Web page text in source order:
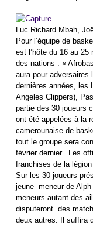
Luc Richard Mbah,
Pour l’équipe de
est l’hôte du 16 au
des nations : «
aura pour
dernières années, les
Angeles Clippers),
partie des 30 joueurs
ont été appelées à la
camerounaise de
tout le groupe sera
février dernier. Les
franchises de la
Sur les 30 joueurs
jeune meneur de
meneurs autant des
disputeront des
deux autres. Il suffira